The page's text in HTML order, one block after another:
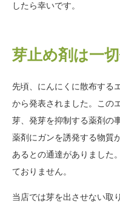
したら幸いです。
芽止め剤は一
先頃、にんにくに散布する
から発表されました。この
芽、発芽を抑制する薬剤の
薬剤にガンを誘発する物質
あるとの通達がありました
ておりません。
当店では芽を出させない取